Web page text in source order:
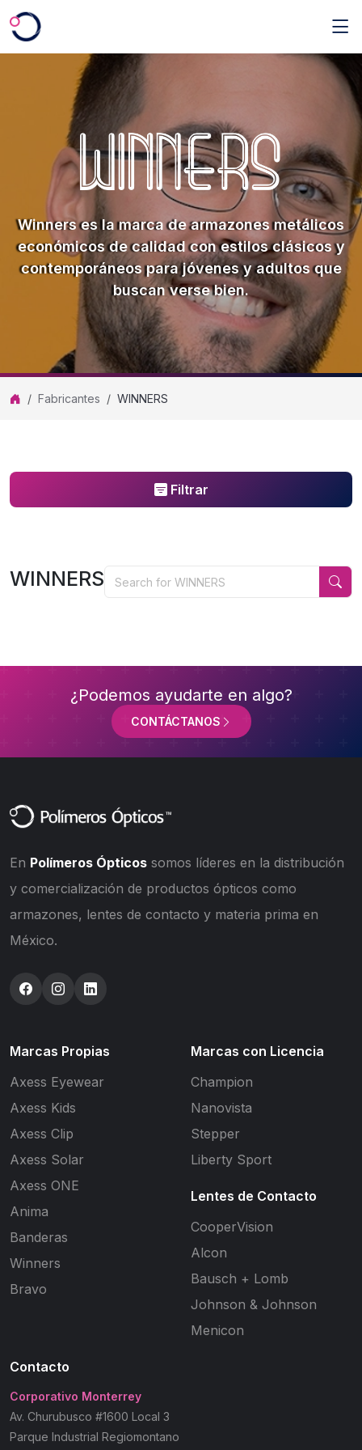
Saltar al contenido principal
Winners es la marca de armazones metálicos
económicos de calidad con estilos clásicos y
contemporáneos para jóvenes y adultos que
buscan verse bien.
Fabricantes WINNERS
Filtrar
WINNERS
¿Podemos ayudarte en algo?
CONTÁCTANOS
En Polímeros Ópticos somos líderes en la distribución
y comercialización de productos ópticos como
armazones, lentes de contacto y materia prima en
México.
Marcas Propias
Axess Eyewear
Axess Kids
Axess Clip
Axess Solar
Axess ONE
Anima
Banderas
Winners
Bravo
Marcas con Licencia
Champion
Nanovista
Stepper
Liberty Sport
Lentes de Contacto
CooperVision
Alcon
Bausch + Lomb
Johnson & Johnson
Menicon
Contacto
Corporativo Monterrey
Av. Churubusco #1600 Local 3
Parque Industrial Regiomontano